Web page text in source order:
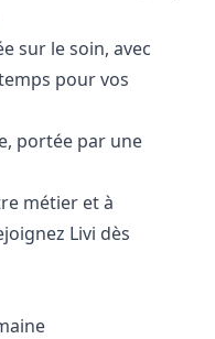
sur le soin, avec
pour vos
portée par une
métier et à
Livi dès